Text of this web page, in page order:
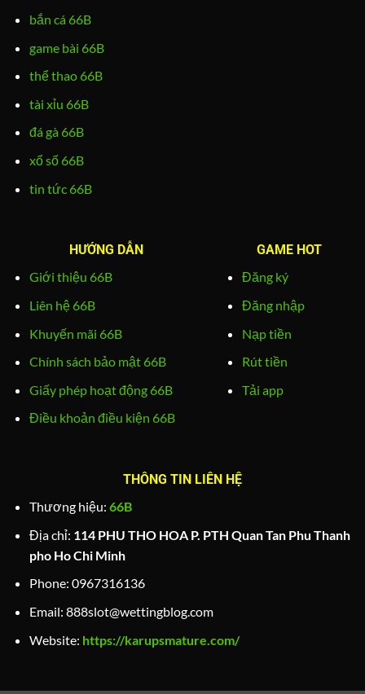
bắn cá 66B
game bài 66B
thể thao 66B
tài xỉu 66B
đá gà 66B
xổ số 66B
tin tức 66B
HƯỚNG DẪN
Giới thiệu 66B
Liên hệ 66B
Khuyến mãi 66B
Chính sách bảo mật 66B
Giấy phép hoạt động 66B
Điều khoản điều kiện 66B
GAME HOT
Đăng ký
Đăng nhập
Nạp tiền
Rút tiền
Tải app
THÔNG TIN LIÊN HỆ
Thương hiệu: 66B
Địa chỉ: 114 PHU THO HOA P. PTH Quan Tan Phu Thanh
pho Ho Chi Minh
Phone: 0967316136
Email: 888slot@wettingblog.com
Website: https://karupsmature.com/